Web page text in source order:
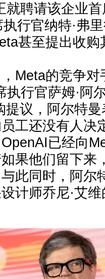
聘请该企业
行官纳特·弗
甚至提出收购
Meta的竞争
行官萨姆·阿
提议，阿尔特
工还没有人决
已经向
果他们留下来
此同时，阿尔
计师乔尼·艾